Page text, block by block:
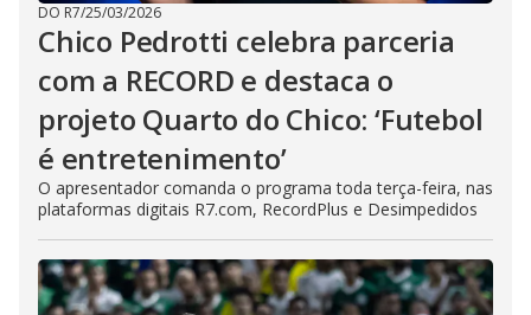
DO R7/25/03/2026
Chico Pedrotti celebra parceria
com a RECORD e destaca o
projeto Quarto do Chico: ‘Futebol
é entretenimento’
O apresentador comanda o programa toda terça-feira, nas
plataformas digitais R7.com, RecordPlus e Desimpedidos